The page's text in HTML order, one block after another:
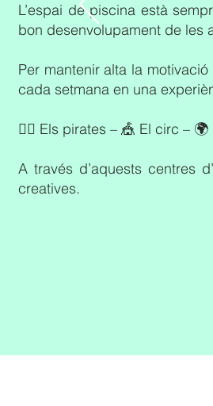
L’espai de piscina està
bon desenvolupament de les
Per mantenir alta la
cada setmana en una
🏴‍☠️ Els pirates – 🎪 El circ –
A través d’aquests centres
creatives.